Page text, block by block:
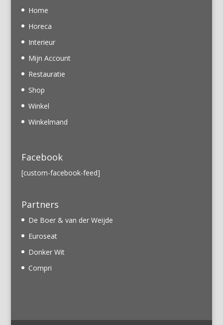
Home
Horeca
Interieur
Mijn Account
Restauratie
Shop
Winkel
Winkelmand
Facebook
[custom-facebook-feed]
Partners
De Boer & van der Weijde
Euroseat
Donker Wit
Compri